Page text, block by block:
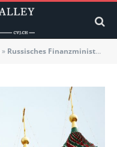
» Russisches Finanzministerium will Krypto-Transaktionen verbieten